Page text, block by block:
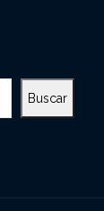
Buscar